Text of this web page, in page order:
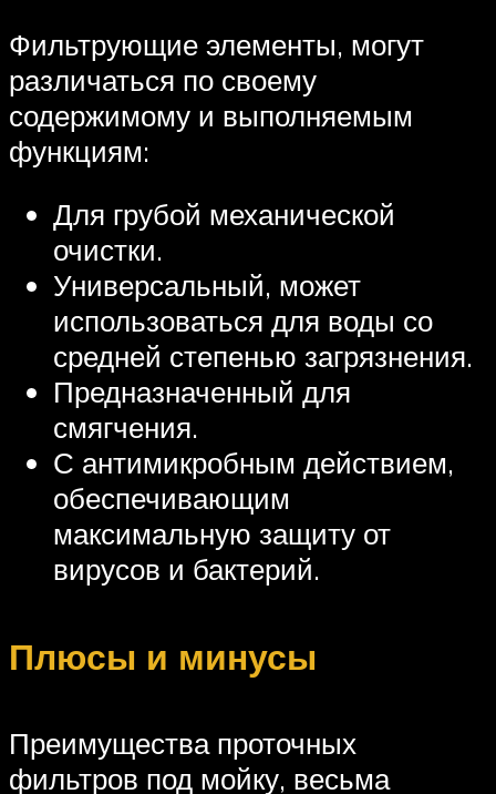
Фильтрующие элементы, могут
различаться по своему
содержимому и выполняемым
функциям:
Для грубой механической
очистки.
Универсальный, может
использоваться для воды со
средней степенью загрязнения.
Предназначенный для
смягчения.
С антимикробным действием,
обеспечивающим
максимальную защиту от
вирусов и бактерий.
Плюсы и минусы
Преимущества проточных
фильтров под мойку, весьма